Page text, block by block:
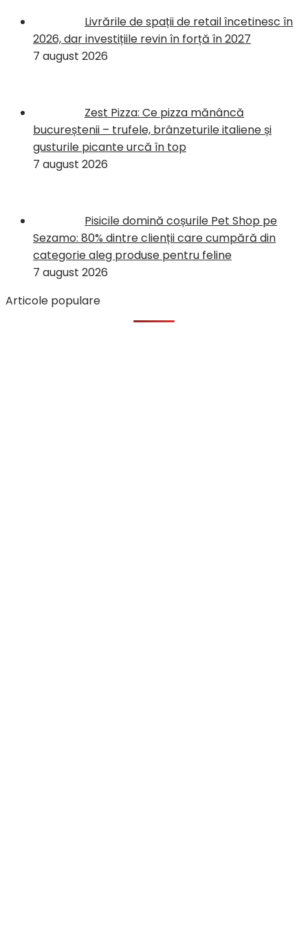
Livrările de spații de retail încetinesc în
2026, dar investițiile revin în forță în 2027
7 august 2026
Zest Pizza: Ce pizza mănâncă
bucureștenii – trufele, brânzeturile italiene și
gusturile picante urcă în top
7 august 2026
Pisicile domină coșurile Pet Shop pe
Sezamo: 80% dintre clienții care cumpără din
categorie aleg produse pentru feline
7 august 2026
Articole populare